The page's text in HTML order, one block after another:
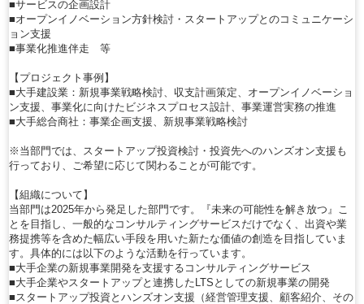
■サービスの企画設計
■オープンイノベーション方針検討・スタートアップとのコミュニケーシ
ョン支援
■事業化推進伴走 等
【プロジェクト事例】
■大手建設業：新規事業戦略検討、収支計画策定、オープンイノベーショ
ン支援、事業化に向けたビジネスプロセス設計、事業運営実務の推進
■大手総合商社：事業企画支援、新規事業戦略検討
※当部門では、スタートアップ投資検討・投資先へのハンズオン支援も
行っており、ご希望に応じて関わることが可能です。
【組織について】
当部門は2025年から発足した部門です。『未来の可能性を解き放つ』こ
とを目指し、一般的なコンサルティングサービスだけでなく、出資や業
務提携等を含めた幅広い手段を用いた新たな価値の創造を目指していま
す。具体的には以下のような活動を行っています。
■大手企業の新規事業開発を支援するコンサルティングサービス
■大手企業やスタートアップと連携したLTSとしての新規事業の開発
■スタートアップ投資とハンズオン支援（経営管理支援、顧客紹介、その